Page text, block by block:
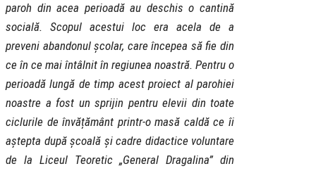
paroh din acea perioadă au deschis o cantină
socială. Scopul acestui loc era acela de a
preveni abandonul școlar, care începea să fie din
ce în ce mai întâlnit în regiunea noastră. Pentru o
perioadă lungă de timp acest proiect al parohiei
noastre a fost un sprijin pentru elevii din toate
ciclurile de învățământ printr-o masă caldă ce îi
aștepta după școală și cadre didactice voluntare
de la Liceul Teoretic „General Dragalina” din